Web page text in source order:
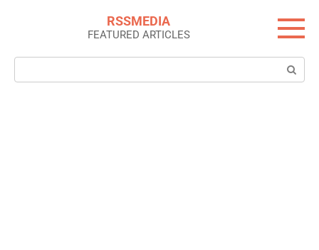
RSSMEDIA
FEATURED ARTICLES
Search: